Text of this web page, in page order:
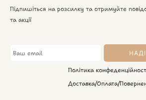
Підпишіться на розсилку та отримуйте
та акції
Політика
Доставка/Оплата/